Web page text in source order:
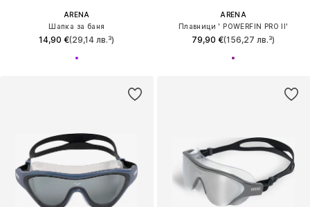
ARENA
Шапка за баня
14,90 €(29,14 лв.³)
ARENA
Плавници ' POWERFIN PRO II'
79,90 €(156,27 лв.³)